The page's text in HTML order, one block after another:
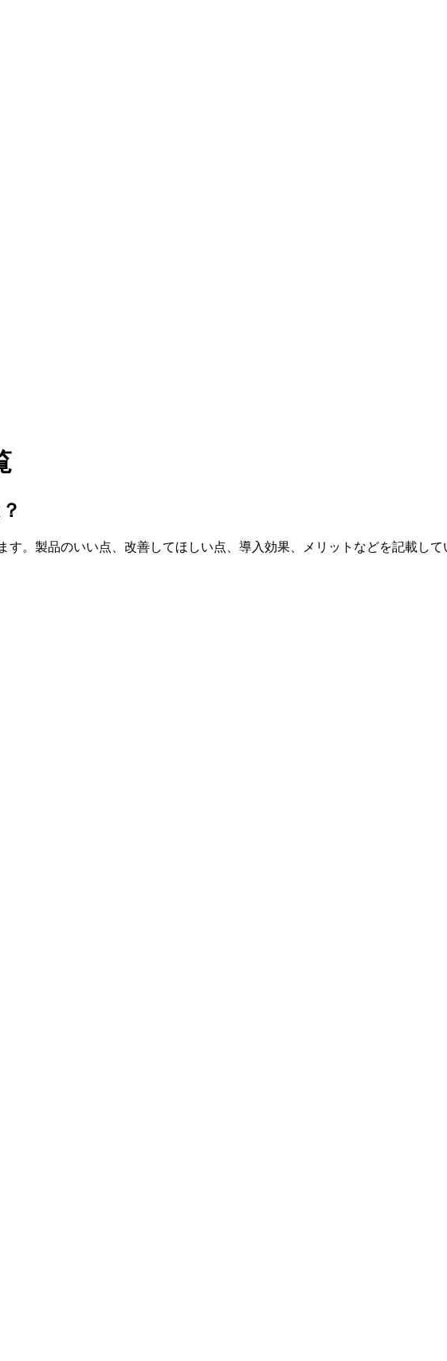
。製品のいい点、改善してほしい点、導入効果、メリットなどを記載し